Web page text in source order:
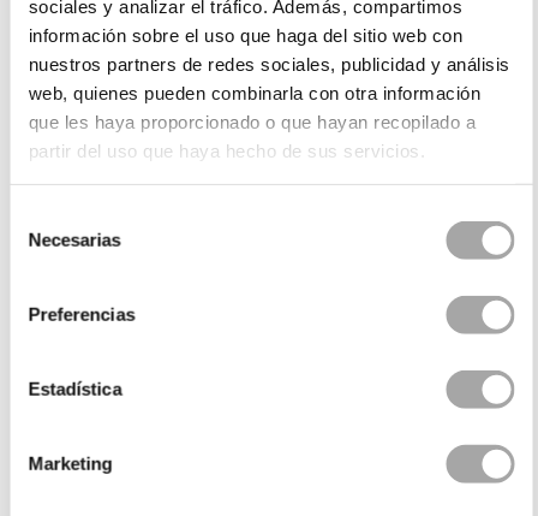
sociales y analizar el tráfico. Además, compartimos
información sobre el uso que haga del sitio web con
nuestros partners de redes sociales, publicidad y análisis
web, quienes pueden combinarla con otra información
que les haya proporcionado o que hayan recopilado a
partir del uso que haya hecho de sus servicios.
Necesarias
Preferencias
Estadística
Marketing